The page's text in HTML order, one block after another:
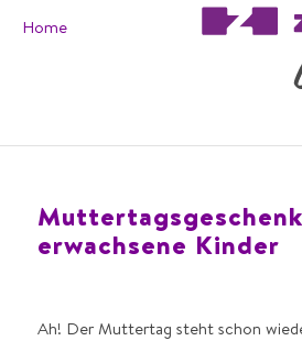
Home
erwachsene Kinder
Ah! Der Muttertag steht schon